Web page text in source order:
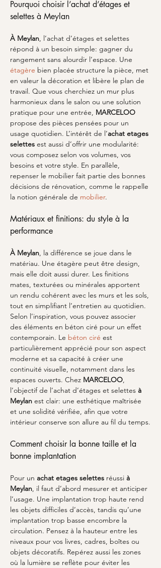
Pourquoi choisir l’achat d’étages et
selettes à Meylan
À Meylan, l’achat d’étages et selettes
répond à un besoin simple: gagner du
rangement sans alourdir l’espace. Une
étagère bien placée structure la pièce, met
en valeur la décoration et libère le plan de
travail. Que vous cherchiez un mur plus
harmonieux dans le salon ou une solution
pratique pour une entrée, MARCELOO
propose des pièces pensées pour un
usage quotidien. L’intérêt de l’achat etages
selettes est aussi d’offrir une modularité:
vous composez selon vos volumes, vos
besoins et votre style. En parallèle,
repenser le mobilier fait partie des bonnes
décisions de rénovation, comme le rappelle
la notion générale de mobilier.
Matériaux et finitions: du style à la
performance
À Meylan, la différence se joue dans le
matériau. Une étagère peut être design,
mais elle doit aussi durer. Les finitions
mates, texturées ou minérales apportent
un rendu cohérent avec les murs et les sols,
tout en simplifiant l’entretien au quotidien.
Selon l’inspiration, vous pouvez associer
des éléments en béton ciré pour un effet
contemporain. Le béton ciré est
particulièrement apprécié pour son aspect
moderne et sa capacité à créer une
continuité visuelle, notamment dans les
espaces ouverts. Chez MARCELOO,
l’objectif de l’achat d’étages et selettes à
Meylan est clair: une esthétique maîtrisée
et une solidité vérifiée, afin que votre
intérieur conserve son allure au fil du temps.
Comment choisir la bonne taille et la
bonne implantation
Pour un achat etages selettes réussi à
Meylan, il faut d’abord mesurer et anticiper
l’usage. Une implantation trop haute rend
les objets difficiles d’accès, tandis qu’une
implantation trop basse encombre la
circulation. Pensez à la hauteur entre les
niveaux pour vos livres, cadres, boîtes ou
objets décoratifs. Repérez aussi les zones
où la lumière se reflète pour éviter les